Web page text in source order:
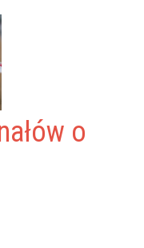
o